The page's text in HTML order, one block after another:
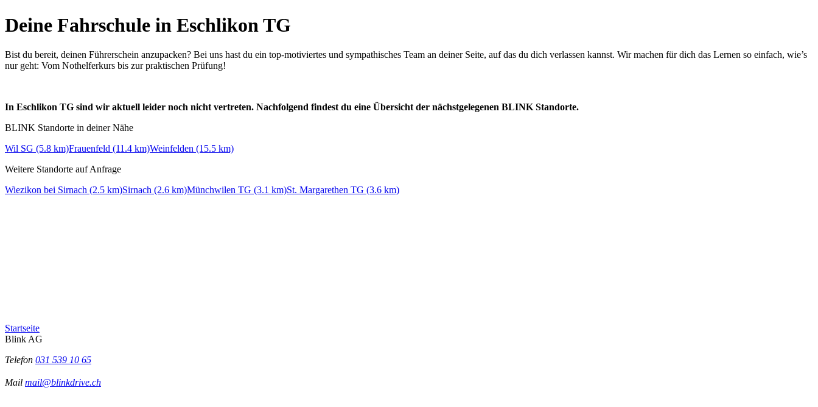
Deine Fahrschule in Eschlikon TG
Bist du bereit, deinen Führerschein anzupacken? Bei uns hast du ein top-motiviertes und sympathisches Team an deiner Seite, auf das du dich verlassen kannst. Wir machen für dich das Lernen so einfach, wie’s
nur geht: Vom Nothelferkurs bis zur praktischen Prüfung!
In Eschlikon TG sind wir aktuell leider noch nicht vertreten. Nachfolgend findest du eine Übersicht der nächstgelegenen BLINK Standorte.
BLINK Standorte in deiner Nähe
Wil SG (5.8 km)Frauenfeld (11.4 km)Weinfelden (15.5 km)
Weitere Standorte auf Anfrage
Wiezikon bei Sirnach (2.5 km)Sirnach (2.6 km)Münchwilen TG (3.1 km)St. Margarethen TG (3.6 km)
Startseite
Blink AG
Telefon 031 539 10 65
Mail mail@blinkdrive.ch